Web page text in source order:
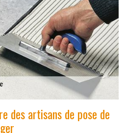
des artisans de pose de